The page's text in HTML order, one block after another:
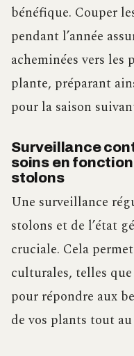
bénéfique. Couper
pendant l’année
acheminées vers
plante, préparant
pour la saison
Surveillance
soins en
stolons
Une surveillance
stolons et de l’état
cruciale. Cela
culturales, telles
pour répondre aux
de vos plants tout